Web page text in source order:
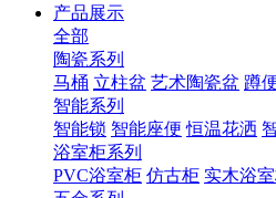
产品展示
全部
陶瓷系列
马桶 立柱盆 艺术陶瓷盆 蹲
智能系列
智能锁 智能座便 恒温花洒
浴室柜系列
PVC浴室柜 仿古柜 实木浴